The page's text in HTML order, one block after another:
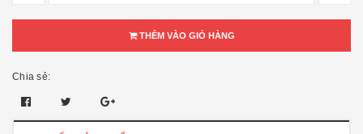
THÊM VÀO GIỎ HÀNG
Chia sẻ: